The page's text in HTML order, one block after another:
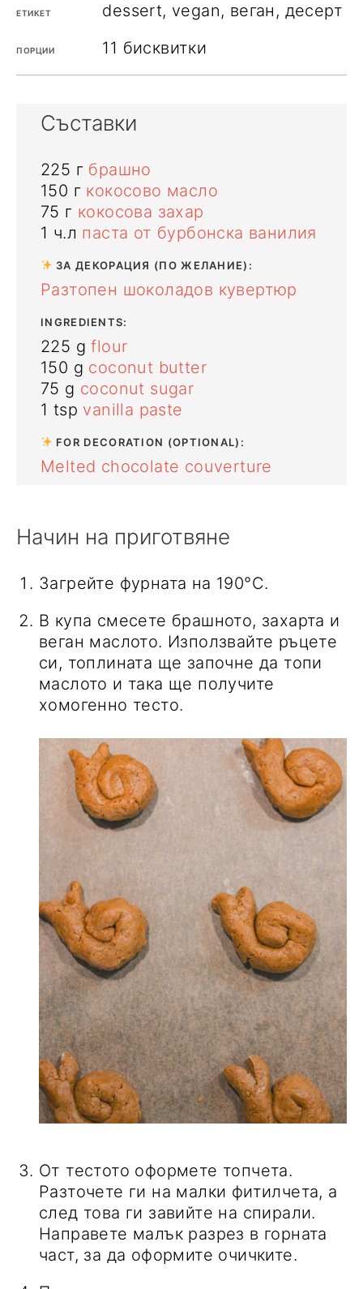
ЕТИКЕТ dessert, vegan, веган, десерт
ПОРЦИИ 11 бисквитки
Съставки
225 г брашно
150 г кокосово масло
75 г кокосовa захар
1 ч.л паста от бурбонска ванилия
ЗА ДЕКОРАЦИЯ (ПО ЖЕЛАНИЕ):
Разтопен шоколадов кувертюр
INGREDIENTS:
225 g flour
150 g coconut butter
75 g coconut sugar
1 tsp vanilla paste
FOR DECORATION (OPTIONAL):
Melted chocolate couverture
Начин на приготвяне
Загрейте фурната на 190°C.
В купа смесете брашното, захарта и
веган маслото. Използвайте ръцете
си, топлината ще започне да топи
маслото и така ще получите
хомогенно тесто.
От тестото оформете топчета.
Разточете ги на малки фитилчета, а
след това ги завийте на спирали.
Направете малък разрез в горната
част, за да оформите очичките.